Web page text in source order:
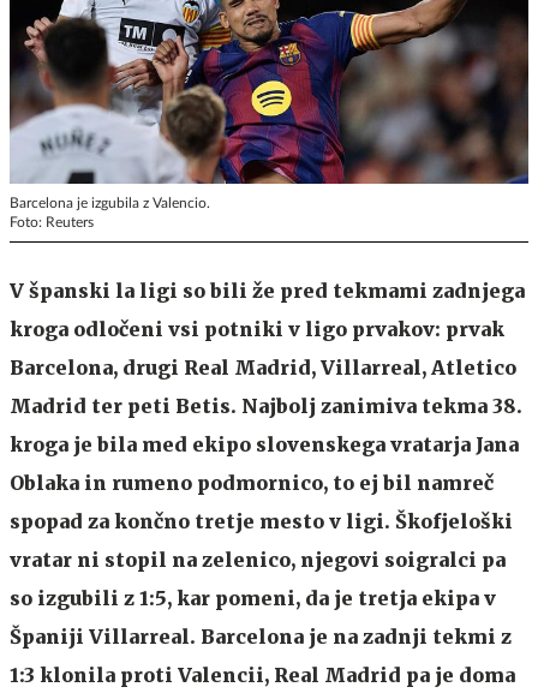
Barcelona je izgubila z Valencio.
Foto: Reuters
V španski la ligi so bili že pred tekmami zadnjega
kroga odločeni vsi potniki v ligo prvakov: prvak
Barcelona, drugi Real Madrid, Villarreal, Atletico
Madrid ter peti Betis. Najbolj zanimiva tekma 38.
kroga je bila med ekipo slovenskega vratarja Jana
Oblaka in rumeno podmornico, to ej bil namreč
spopad za končno tretje mesto v ligi. Škofjeloški
vratar ni stopil na zelenico, njegovi soigralci pa
so izgubili z 1:5, kar pomeni, da je tretja ekipa v
Španiji Villarreal. Barcelona je na zadnji tekmi z
1:3 klonila proti Valencii, Real Madrid pa je doma